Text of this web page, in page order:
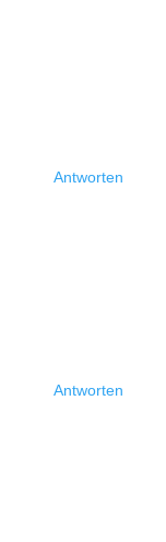
Antworten
Antworten